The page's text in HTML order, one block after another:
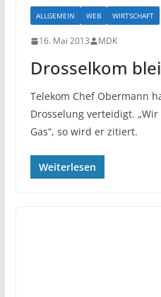
ALLGEMEIN WEB WIRTSCHAFT
16. Mai 2013 MDK
Drosselkom
Telekom Chef Obermann
Drosselung verteidigt.
Gas“, so wird er zitiert.
Weiterlesen